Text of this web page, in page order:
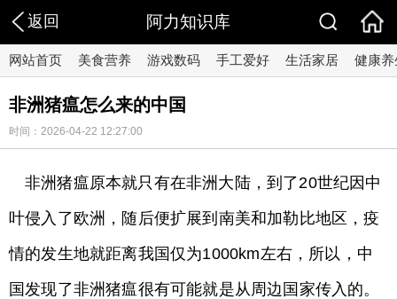
返回 阿力知识库
网站首页 美食营养 游戏数码 手工爱好 生活家居 健康养
非洲猪瘟怎么来的中国
时间：2026-04-22 12:27:00
非洲猪瘟原本就只有在非洲大陆，到了20世纪因中
叶侵入了欧洲，随后便扩展到南美和加勒比地区，疫
情的发生地就距离我国仅为1000km左右，所以，中
国发现了非洲猪瘟很有可能就是从周边国家传入的。